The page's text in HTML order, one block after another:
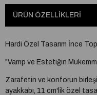
ÜRÜN ÖZELLIKLERI
Hardi Özel Tasarım İnce
"Vamp ve Estetiğin
Zarafetin ve konforun
ayakkabı, 11 cm'lik özel